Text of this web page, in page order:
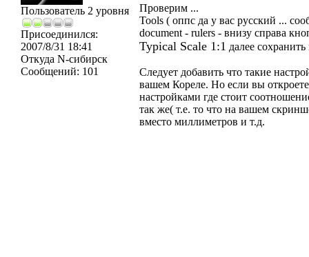
Пользователь 2 уровня
Присоединился:
2007/8/31 18:41
Откуда N-сибирск
Сообщений: 101
Проверим ...
Tools ( оппс да у вас русский ...
document - rulers - внизу справа
Typical Scale 1:1 далее
Следует добавить что такие
вашем Кореле. Но если вы
настройками где стоит
так же( т.е. то что на вашем
вместо миллиметров и т.д.